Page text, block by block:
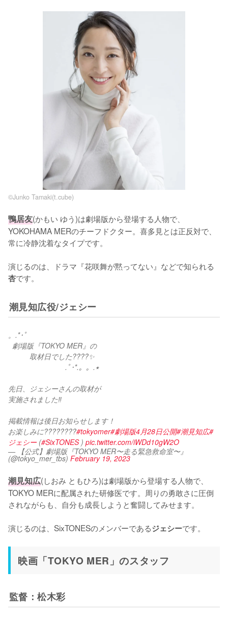
©Junko Tamaki(t.cube)
鴨居友(かもい ゆう)は劇場版から登場する人物で、
YOKOHAMA MERのチーフドクター。喜多見とは正反対で、
常に冷静沈着なタイプです。
演じるのは、ドラマ『花咲舞が黙ってない』などで知られる
杏です。
潮見知広役/ジェシー
。.*･ﾟ
  劇場版『TOKYO MER』の
取材日でした????✨
.ﾟ･*.。。.٭
先日、ジェシーさんの取材が
実施されました‼︎
掲載情報は後日お知らせします！
お楽しみに????????#tokyomer#劇場版4月28日公開#潮見知広#
ジェシー (#SixTONES ) pic.twitter.com/iWDd10gW2O
— 【公式】劇場版『TOKYO MER〜走る緊急救命室〜』
(@tokyo_mer_tbs) February 19, 2023
潮見知広(しおみ ともひろ)は劇場版から登場する人物で、
TOKYO MERに配属された研修医です。周りの勇敢さに圧倒
されながらも、自分も成長しようと奮闘してみせます。
演じるのは、SixTONESのメンバーであるジェシーです。
映画「TOKYO MER」のスタッフ
監督：松木彩